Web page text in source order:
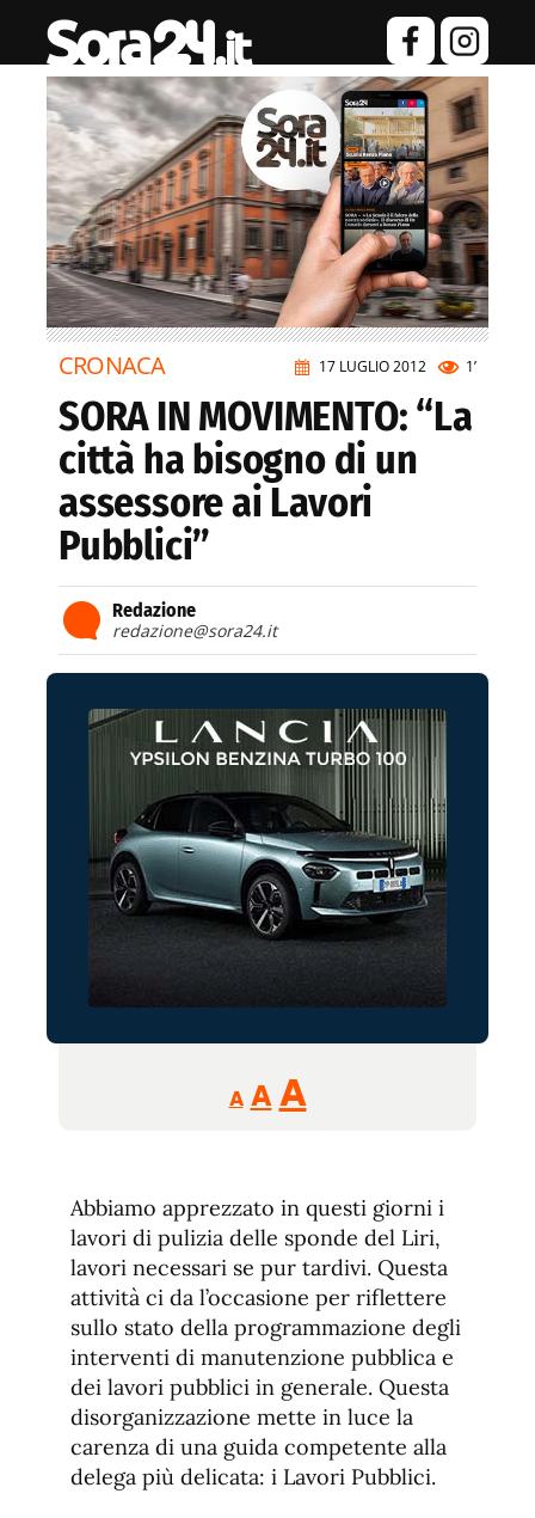
17 LUGLIO 2012 1’
CRONACA
SORA IN MOVIMENTO: “La
città ha bisogno di un
assessore ai Lavori
Pubblici”
Redazione
redazione@sora24.it
A
Reducir
tamaño
A Restablecer
fuente
AAumentar
de
fuente.
Abbiamo apprezzato in questi giorni i
lavori di pulizia delle sponde del Liri,
lavori necessari se pur tardivi. Questa
attività ci da l’occasione per riflettere
sullo stato della programmazione degli
interventi di manutenzione pubblica e
dei lavori pubblici in generale. Questa
disorganizzazione mette in luce la
carenza di una guida competente alla
delega più delicata: i Lavori Pubblici.